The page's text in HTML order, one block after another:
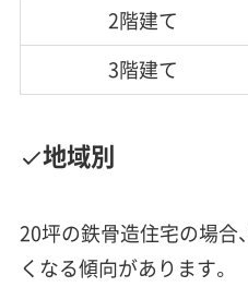
2階建て
3階建て
地域別
20坪の鉄骨造住宅の場合
くなる傾向があります。